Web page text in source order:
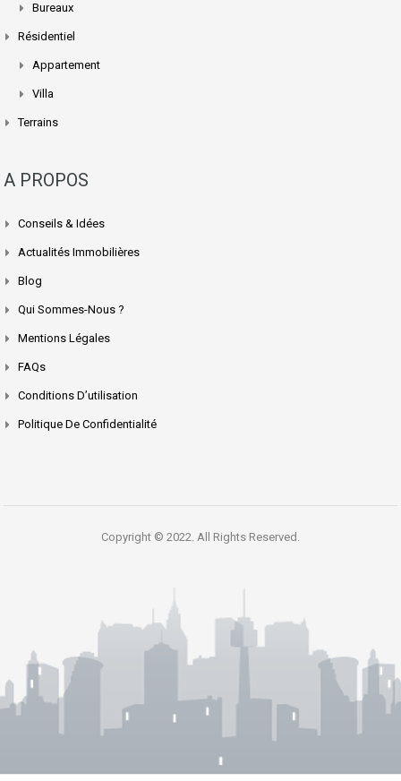
Bureaux
Résidentiel
Appartement
Villa
Terrains
A PROPOS
Conseils & Idées
Actualités Immobilières
Blog
Qui Sommes-Nous ?
Mentions Légales
FAQs
Conditions D’utilisation
Politique De Confidentialité
Copyright © 2022. All Rights Reserved.